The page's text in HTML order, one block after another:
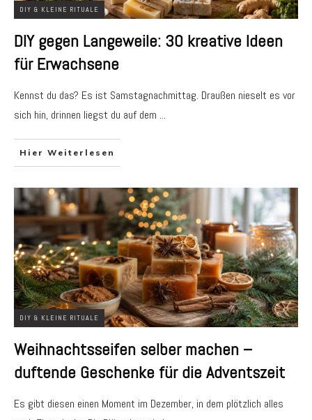
DIY & KLEINE RITUALE
DIY gegen Langeweile: 30 kreative Ideen
für Erwachsene
Kennst du das? Es ist Samstagnachmittag. Draußen nieselt es vor
sich hin, drinnen liegst du auf dem ...
Hier Weiterlesen
DIY & KLEINE RITUALE
Weihnachtsseifen selber machen –
duftende Geschenke für die Adventszeit
Es gibt diesen einen Moment im Dezember, in dem plötzlich alles